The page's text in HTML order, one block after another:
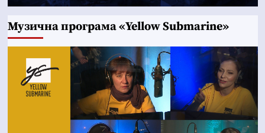
Музична програма «Yellow Submarine»